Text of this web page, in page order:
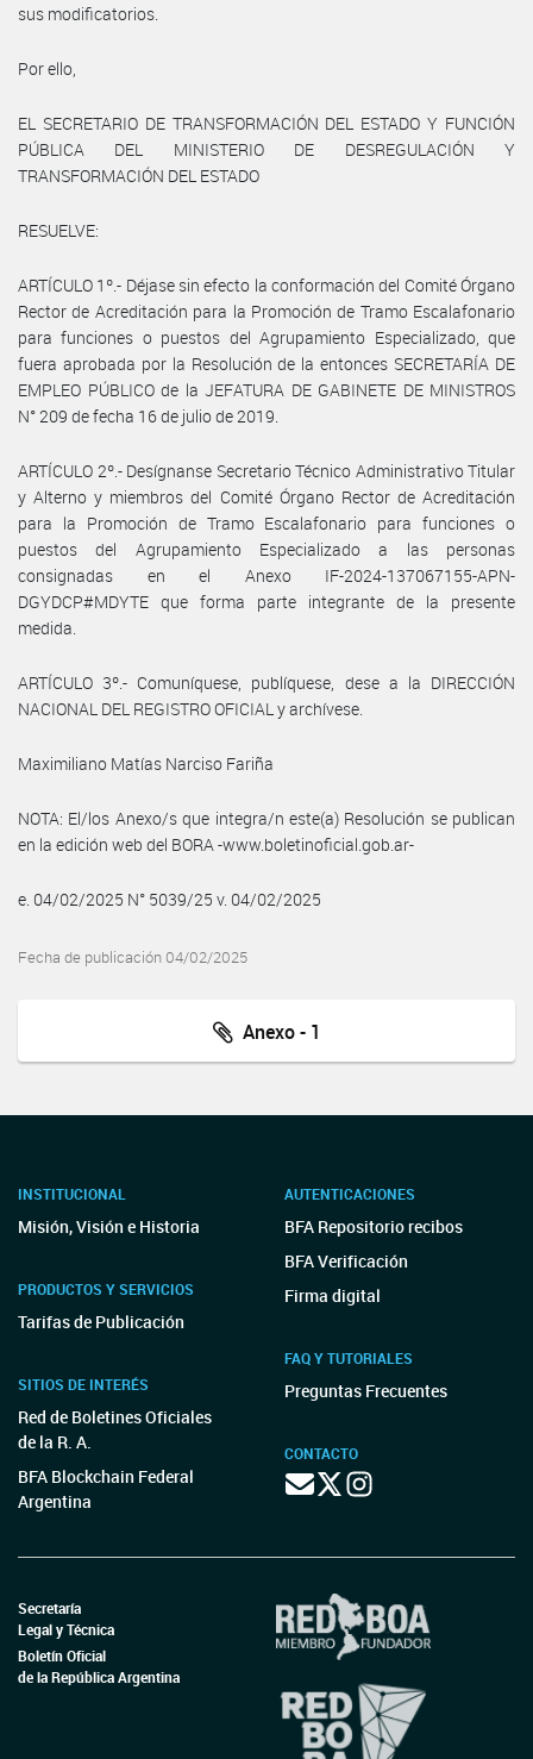
sus modificatorios.
Por ello,
EL SECRETARIO DE TRANSFORMACIÓN DEL ESTADO Y FUNCIÓN
PÚBLICA DEL MINISTERIO DE DESREGULACIÓN Y
TRANSFORMACIÓN DEL ESTADO
RESUELVE:
ARTÍCULO 1º.- Déjase sin efecto la conformación del Comité Órgano
Rector de Acreditación para la Promoción de Tramo Escalafonario
para funciones o puestos del Agrupamiento Especializado, que
fuera aprobada por la Resolución de la entonces SECRETARÍA DE
EMPLEO PÚBLICO de la JEFATURA DE GABINETE DE MINISTROS
N° 209 de fecha 16 de julio de 2019.
ARTÍCULO 2º.- Desígnanse Secretario Técnico Administrativo Titular
y Alterno y miembros del Comité Órgano Rector de Acreditación
para la Promoción de Tramo Escalafonario para funciones o
puestos del Agrupamiento Especializado a las personas
consignadas en el Anexo IF-2024-137067155-APN-
DGYDCP#MDYTE que forma parte integrante de la presente
medida.
ARTÍCULO 3º.- Comuníquese, publíquese, dese a la DIRECCIÓN
NACIONAL DEL REGISTRO OFICIAL y archívese.
Maximiliano Matías Narciso Fariña
NOTA: El/los Anexo/s que integra/n este(a) Resolución se publican
en la edición web del BORA -www.boletinoficial.gob.ar-
e. 04/02/2025 N° 5039/25 v. 04/02/2025
Fecha de publicación 04/02/2025
Anexo - 1
INSTITUCIONAL
Misión, Visión e Historia
PRODUCTOS Y SERVICIOS
Tarifas de Publicación
SITIOS DE INTERÉS
Red de Boletines Oficiales
de la R. A.
BFA Blockchain Federal
Argentina
AUTENTICACIONES
BFA Repositorio recibos
BFA Verificación
Firma digital
FAQ Y TUTORIALES
Preguntas Frecuentes
CONTACTO
Secretaría
Legal y Técnica
Boletín Oficial
de la República Argentina